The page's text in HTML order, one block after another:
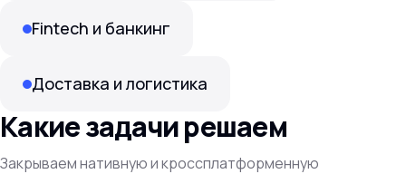
Fintech и банкинг
Доставка и логистика
Какие задачи решаем
Закрываем нативную и кроссплатформенную